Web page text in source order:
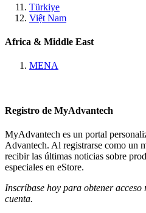
Türkiye
Việt Nam
Africa & Middle East
MENA
Registro de MyAdvantech
MyAdvantech es un portal
Advantech. Al registrarse como un
recibir las últimas noticias sobre
especiales en eStore.
Inscríbase hoy para obtener
cuenta.